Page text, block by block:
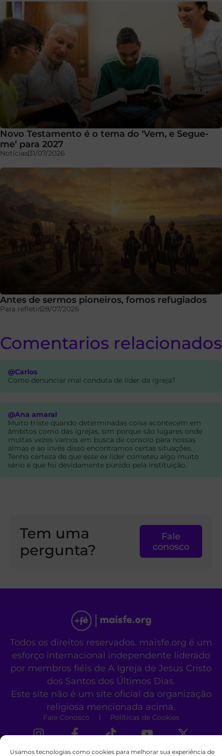
Usamos tecnologias como cookies para melhorar sua experiência de
Novo Testamento é o tema do ‘Vem, e Segue-
me’ para 2027
Notícias31/07/2026
Antes de sermos pioneiros, fomos refugiados
Para refletir28/07/2026
Comentarios relacionados
@Carlos
Como denunciar mal conduta de líder da igreja?
@Ana amaral
Muito triste quando determinadas coisa acontecem em
âmbitos como das igrejas, sim porque são lugares onde
muitas vezes vamos em busca de consolo para nossas
almas e ao invés disso encontramos certas situações.
Tenho certeza de que esse ex líder cometeu algo muito
sério e que foi devidamente punido pela instituição.
Tem uma
pergunta?
Fale
conosco
Todos os direitos reservados. maisfe.org é um
esforço internacional independente liderado
por membros fiéis de A Igreja de Jesus Cristo
dos Santos dos Últimos Dias.
Este site não é um site oficial da organização
religiosa mencionada acima.
Fale Conosco Políticas de Cookies